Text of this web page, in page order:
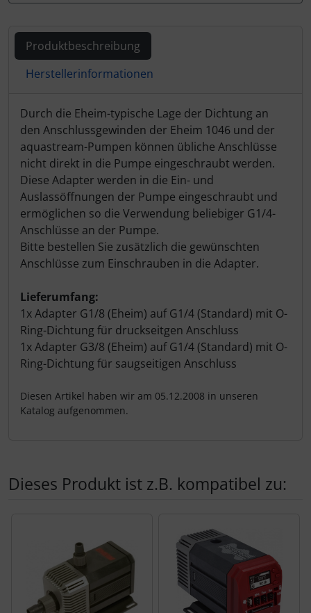
Produktbeschreibung
Herstellerinformationen
Produktbeschreibung
Durch die Eheim-typische Lage der Dichtung an
den Anschlussgewinden der Eheim 1046 und der
aquastream-Pumpen können übliche Anschlüsse
nicht direkt in die Pumpe eingeschraubt werden.
Diese Adapter werden in die Ein- und
Auslassöffnungen der Pumpe eingeschraubt und
ermöglichen so die Verwendung beliebiger G1/4-
Anschlüsse an der Pumpe.
Bitte bestellen Sie zusätzlich die gewünschten
Anschlüsse zum Einschrauben in die Adapter.
Lieferumfang:
1x Adapter G1/8 (Eheim) auf G1/4 (Standard) mit O-
Ring-Dichtung für druckseitgen Anschluss
1x Adapter G3/8 (Eheim) auf G1/4 (Standard) mit O-
Ring-Dichtung für saugseitigen Anschluss
Diesen Artikel haben wir am 05.12.2008 in unseren
Katalog aufgenommen.
Dieses Produkt ist z.B. kompatibel zu: